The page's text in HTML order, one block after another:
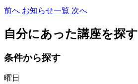
前へ お知らせ一覧 次へ
自分にあった講座を探す
条件から探す
曜日